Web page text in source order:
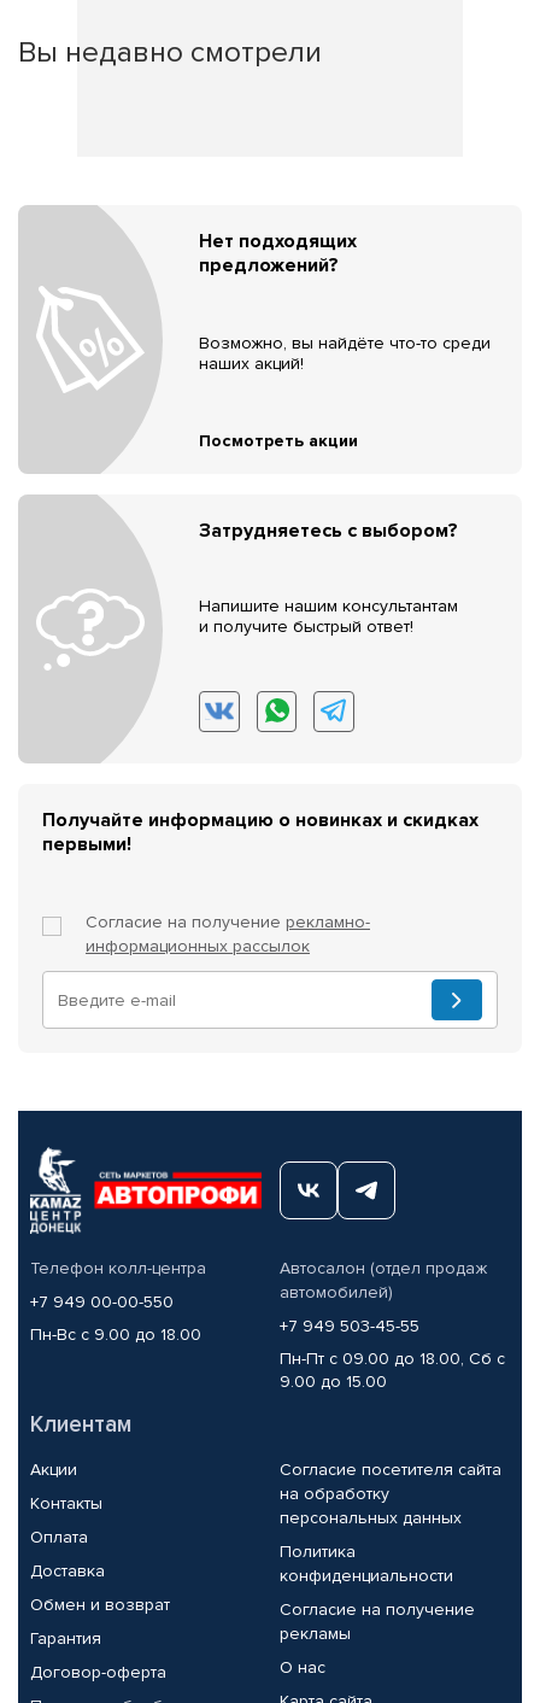
Вы недавно смотрели
Нет подходящих
предложений?
Возможно, вы найдёте что-то среди
наших акций!
Посмотреть акции
Затрудняетесь с выбором?
Напишите нашим консультантам
и получите быстрый ответ!
Получайте информацию о новинках и скидках
первыми!
Согласие на получение рекламно-
информационных рассылок
Телефон колл-центра
+7 949 00-00-550
Пн-Вс с 9.00 до 18.00
Автосалон (отдел продаж
автомобилей)
+7 949 503-45-55
Пн-Пт с 09.00 до 18.00, Сб с
9.00 до 15.00
Клиентам
Акции
Контакты
Оплата
Доставка
Обмен и возврат
Гарантия
Договор-оферта
Согласие посетителя сайта
на обработку
персональных данных
Политика
конфиденциальности
Согласие на получение
рекламы
О нас